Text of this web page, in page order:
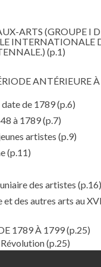
ARTS (GROUPE I
INTERNATIONALE
(p.1)
ANTÉRIEURE
date de 1789(p.6)
à 1789(p.7)
artistes (p.9)
(p.11)
des artistes (p.16)
et des autres arts au
1789 À 1799(p.25)
Révolution(p.25)